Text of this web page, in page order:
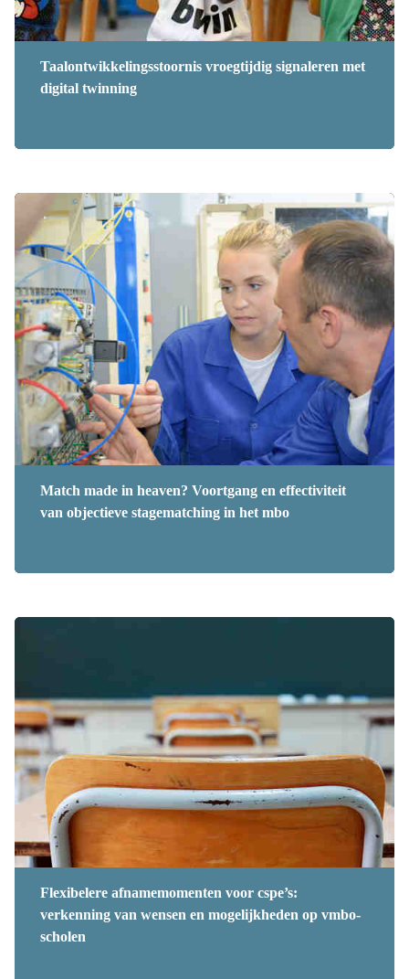
Taalontwikkelingsstoornis vroegtijdig signaleren met
digital twinning
Match made in heaven? Voortgang en effectiviteit
van objectieve stagematching in het mbo
Flexibelere afnamemomenten voor cspe’s:
verkenning van wensen en mogelijkheden op vmbo-
scholen